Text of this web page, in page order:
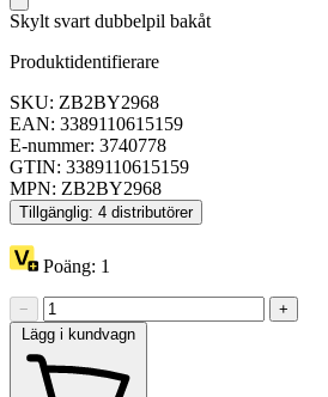
Skylt svart dubbelpil bakåt
Produktidentifierare
SKU: ZB2BY2968
EAN: 3389110615159
E-nummer: 3740778
GTIN: 3389110615159
MPN: ZB2BY2968
Tillgänglig: 4 distributörer
Poäng: 1
−
+
Lägg i kundvagn